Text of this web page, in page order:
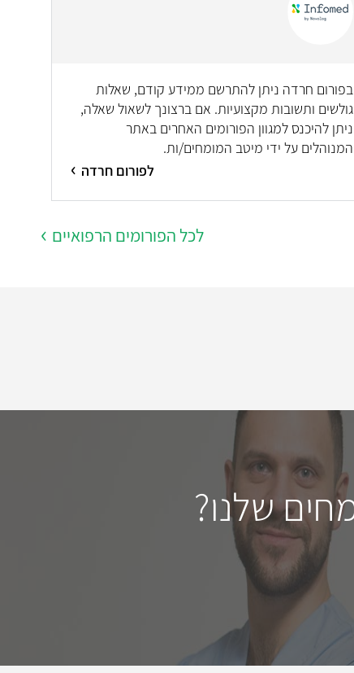
בפורום חרדה ניתן להתרשם ממידע קודם, שאלות
גולשים ותשובות מקצועיות. אם ברצונך לשאול שאלה,
ניתן להיכנס למגוון הפורומים האחרים באתר
המנוהלים על ידי מיטב המומחים/ות.
לפורום חרדה
לכל הפורומים הרפואיים
שלנו?